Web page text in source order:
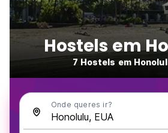
Hostels em
7 Hostels em
Onde queres ir?